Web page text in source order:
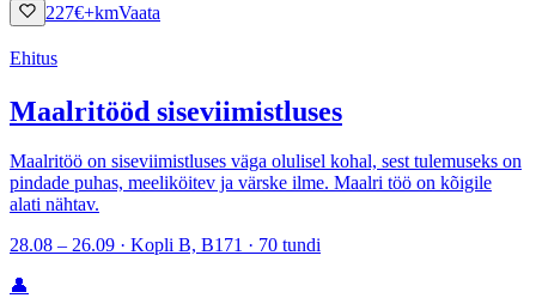
227€+kmVaata
Ehitus
Maalritööd siseviimistluses
Maalritöö on siseviimistluses väga olulisel kohal, sest tulemuseks on
pindade puhas, meeliköitev ja värske ilme. Maalri töö on kõigile
alati nähtav.
28.08 – 26.09 · Kopli B, B171 · 70 tundi
👤